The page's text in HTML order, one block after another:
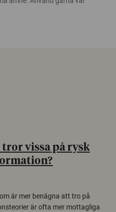
vissa på rysk
är mer benägna att tro på
är ofta mer mottagliga